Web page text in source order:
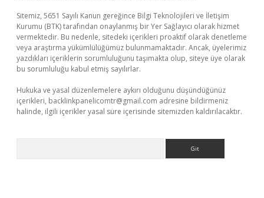
Sitemiz, 5651 Sayılı Kanun gereğince Bilgi Teknolojileri ve İletişim
Kurumu (BTK) tarafından onaylanmış bir Yer Sağlayıcı olarak hizmet
vermektedir. Bu nedenle, sitedeki içerikleri proaktif olarak denetleme
veya araştırma yükümlülüğümüz bulunmamaktadır. Ancak, üyelerimiz
yazdıkları içeriklerin sorumluluğunu taşımakta olup, siteye üye olarak
bu sorumluluğu kabul etmiş sayılırlar.
Hukuka ve yasal düzenlemelere aykırı olduğunu düşündüğünüz
içerikleri, backlinkpanelicomtr@gmail.com adresine bildirmeniz
halinde, ilgili içerikler yasal süre içerisinde sitemizden kaldırılacaktır.